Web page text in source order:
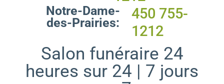
Notre-Dame-
des-Prairies:
450 755-
1212
Salon funéraire 24
heures sur 24 | 7 jours